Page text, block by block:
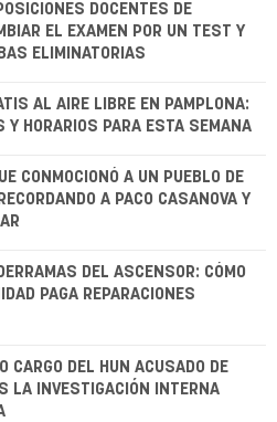
DOCENTES DE
EL EXAMEN POR UN TEST Y
ELIMINATORIAS
AL AIRE LIBRE EN PAMPLONA:
Y HORARIOS PARA ESTA SEMANA
CONMOCIONÓ A UN PUEBLO DE
A PACO CASANOVA Y
DEL ASCENSOR: CÓMO
PAGA REPARACIONES
CARGO DEL HUN ACUSADO DE
LA INVESTIGACIÓN INTERNA